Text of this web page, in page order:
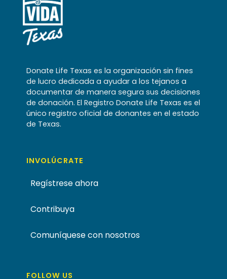
Donate Life Texas es la organización sin fines
de lucro dedicada a ayudar a los tejanos a
documentar de manera segura sus decisiones
de donación. El Registro Donate Life Texas es el
único registro oficial de donantes en el estado
de Texas.
INVOLÚCRATE
Regístrese ahora
Contribuya
Comuníquese con nosotros
FOLLOW US